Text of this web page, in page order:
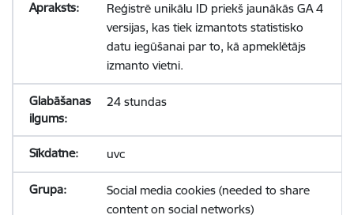
Reģistrē unikālu ID priekš jaunākās GA 4
versijas, kas tiek izmantots statistisko
datu iegūšanai par to, kā apmeklētājs
izmanto vietni.
24 stundas
uvc
Social media cookies (needed to share
content on social networks)